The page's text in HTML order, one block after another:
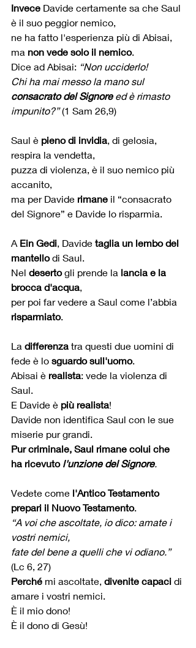
Invece Davide certamente sa che Saul
è il suo peggior nemico,
ne ha fatto l'esperienza più di Abisai,
ma non vede solo il nemico.
Dice ad Abisai: “Non ucciderlo!
Chi ha mai messo la mano sul
consacrato del Signore ed è rimasto
impunito?” (1 Sam 26,9)
Saul è pieno di invidia, di gelosia,
respira la vendetta,
puzza di violenza, è il suo nemico più
accanito,
ma per Davide rimane il “consacrato
del Signore” e Davide lo risparmia.
A Ein Gedi, Davide taglia un lembo del
mantello di Saul.
Nel deserto gli prende la lancia e la
brocca d'acqua,
per poi far vedere a Saul come l’abbia
risparmiato.
La differenza tra questi due uomini di
fede è lo sguardo sull'uomo.
Abisai è realista: vede la violenza di
Saul.
E Davide è più realista!
Davide non identifica Saul con le sue
miserie pur grandi.
Pur criminale, Saul rimane colui che
ha ricevuto l'unzione del Signore.
Vedete come l'Antico Testamento
prepari il Nuovo Testamento.
“A voi che ascoltate, io dico: amate i
vostri nemici,
fate del bene a quelli che vi odiano.”
(Lc 6, 27)
Perché mi ascoltate, divenite capaci di
amare i vostri nemici.
È il mio dono!
È il dono di Gesù!